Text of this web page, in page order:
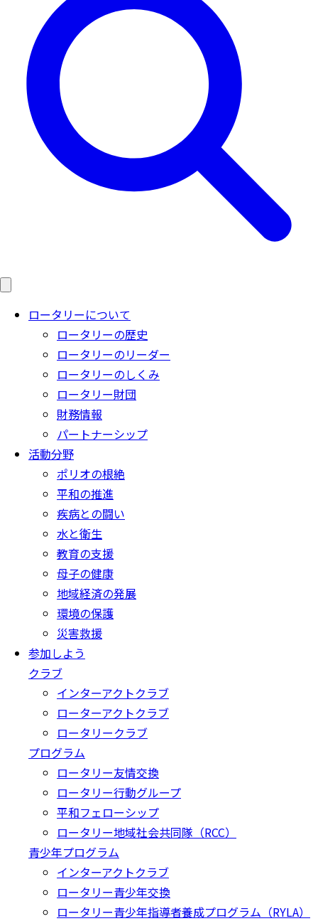
ロータリーについて
ロータリーの歴史
ロータリーのリーダー
ロータリーのしくみ
ロータリー財団
財務情報
パートナーシップ
活動分野
ポリオの根絶
平和の推進
疾病との闘い
水と衛生
教育の支援
母子の健康
地域経済の発展
環境の保護
災害救援
参加しよう
クラブ
インターアクトクラブ
ローターアクトクラブ
ロータリークラブ
プログラム
ロータリー友情交換
ロータリー行動グループ
平和フェローシップ
ロータリー地域社会共同隊（RCC）
青少年プログラム
インターアクトクラブ
ロータリー青少年交換
ロータリー青少年指導者養成プログラム（RYLA）